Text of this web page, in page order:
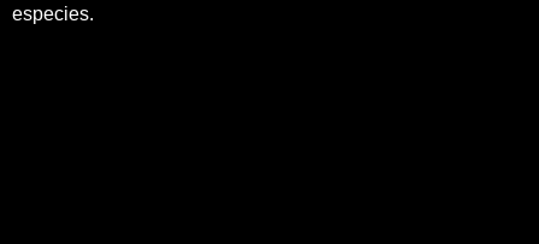
especies.